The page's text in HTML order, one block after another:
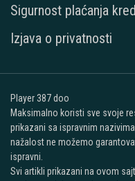
Sigurnost plaćanja
Izjava o privatnosti
Player 387 doo
Maksimalno koristi sve svoje
prikazani sa ispravnim
nažalost ne možemo
ispravni.
Svi artikli prikazani na ovom